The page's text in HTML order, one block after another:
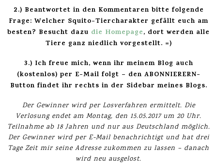
2.) Beantwortet in den Kommentaren bitte folgende
Frage: Welcher Squito-Tiercharakter gefällt euch am
besten? Besucht dazu die Homepage, dort werden alle
Tiere ganz niedlich vorgestellt. =)
3.) Ich freue mich, wenn ihr meinem Blog auch
(kostenlos) per E-Mail folgt – den ABONNIERERN-
Button findet ihr rechts in der Sidebar meines Blogs.
Der Gewinner wird per Losverfahren ermittelt. Die
Verlosung endet am Montag, den 15.05.2017 um 20 Uhr.
Teilnahme ab 18 Jahren und nur aus Deutschland möglich.
Der Gewinner wird per E-Mail benachrichtigt und hat drei
Tage Zeit mir seine Adresse zukommen zu lassen – danach
wird neu ausgelost.